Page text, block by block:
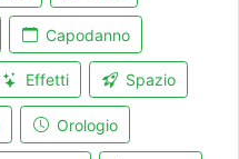
Capodanno
Effetti Spazio
Orologio